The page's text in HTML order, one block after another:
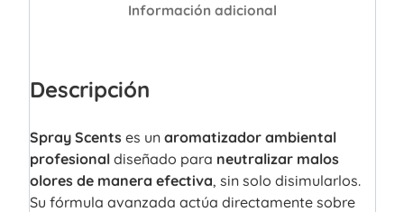
Información adicional
Descripción
Spray Scentses un aromatizador ambiental
profesionaldiseñado para neutralizar malos
olores de manera efectiva, sin solo disimularlos.
Su fórmula avanzada actúa directamente sobre